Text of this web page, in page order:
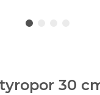
30